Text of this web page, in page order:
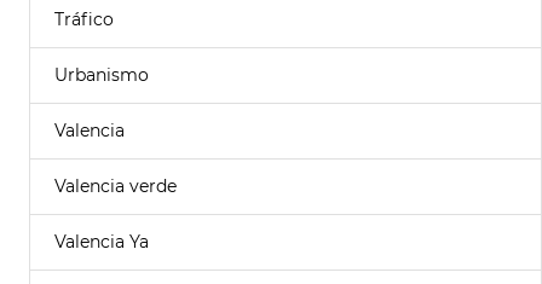
Tráfico
Urbanismo
Valencia
Valencia verde
Valencia Ya